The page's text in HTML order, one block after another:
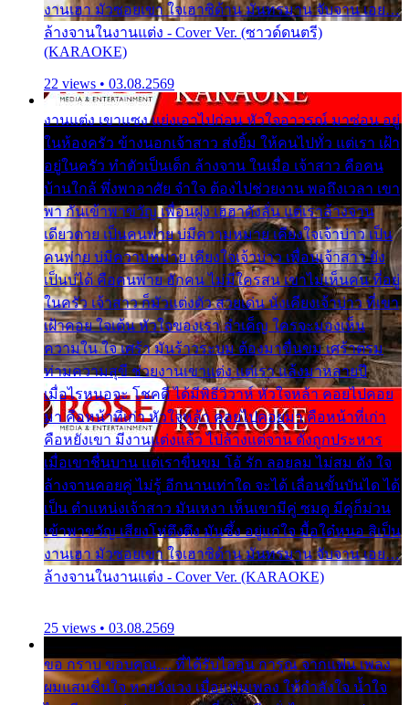
งานเฮา มัวซอยเขา ใจเฮาซิด้าน มันทรมาน จับจาน เอย…
ล้างจานในงานแต่ง - Cover Ver. (ซาวด์ดนตรี)
(KARAOKE)
22 views • 03.08.2569
งานแต่ง เขาแซง แย่งเอาไปก่อน หัวใจอาวรณ์ มาซ่อน อยู่
ในห้องครัว ข้างนอกเจ้าสาว ส่งยิ้ม ให้คนไปทั่ว แต่เรา เฝ้า
อยู่ในครัว ทำตัวเป็นเด็ก ล้างจาน ในเมื่อ เจ้าสาว คือคน
บ้านใกล้ พึ่งพาอาศัย จำใจ ต้องไปช่วยงาน พอถึงเวลา เขา
พา กันเข้าพาขวัญ เพื่อนฝูง เฮฮาดังลั่น แต่เราล้างจาน
เดียวดาย เป็นคนพ่าย บ่มีความหมาย เคียงใจเจ้าบ่าว เป็น
คนพ่าย บ่มีความหมาย เคียงใจเจ้าบ่าว เพื่อนเจ้าสาว ยัง
เป็นบ่ได้ คือคนพ่าย ฮักคน ไม่มีใครสน เขาไม่เห็นคน ที่อยู่
ในครัว เจ้าสาว ก็มัวแต่งตัว สวยเด่น นั่งเคียงเจ้าบ่าว ที่เขา
เฝ้าคอย ใจเต้น หัวใจของเรา ลำเค็ญ ใครจะมองเห็น
ความใน ใจ เศร้า มันร้าวระบม ต้องมาขื่นขม เศร้าตรม
ท่ามความสุขี ช่วยงานเขาแต่ง แต่เรา แล้งมาหลายปี
เมื่อไรหนอจะ โชคดี ได้มีพิธีวิวาห์ หัวใจหล้า คอยไปคอย
มา คือหน้าที่เก่า หัวใจหล้า คอยไปคอยมา คือหน้าที่เก่า
คือหยังเขา มีงานแต่งแล้ว ไปล้างแต่จาน ดั่งถูกประหาร
เมื่อเขาชื่นบาน แต่เราขื่นขม โอ้ รัก ลอยลม ไม่สม ดัง ใจ
ล้างจานคอยคู่ ไม่รู้ อีกนานเท่าใด จะได้ เลื่อนขั้นบันได ได้
เป็น ตำแหน่งเจ้าสาว มันเหงา เห็นเขามีคู่ ซมดู มีคู่ก็ม่วน
เข้าพาขวัญ เสียงโห่ตึงตึง มันซึ้ง อยู่แก่ใจ มื้อใด๋หนอ สิเป็น
งานเฮา มัวซอยเขา ใจเฮาซิด้าน มันทรมาน จับจาน เอย…
ล้างจานในงานแต่ง - Cover Ver. (KARAOKE)
25 views • 03.08.2569
ขอ กราบ ขอบคุณ.... ที่ได้รับไออุ่น การุณ จากแฟน เพลง
ผมแสนชื่นใจ หายวังเวง เมื่อแฟนเพลง ให้กำลังใจ น้ำใจ